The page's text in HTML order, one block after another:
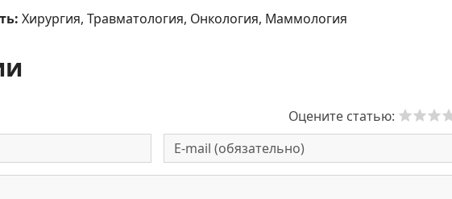
Хирургия, Травматология, Онкология, Маммология
Оцените статью: